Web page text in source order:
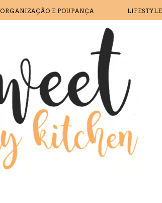
ORGANIZAÇÃO E POUPANÇA LIFESTYLE